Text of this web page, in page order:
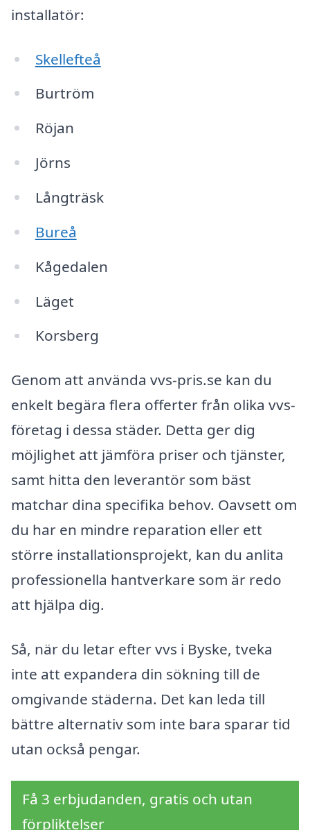
installatör:
Skellefteå
Burtröm
Röjan
Jörns
Långträsk
Bureå
Kågedalen
Läget
Korsberg
Genom att använda vvs-pris.se kan du
enkelt begära flera offerter från olika vvs-
företag i dessa städer. Detta ger dig
möjlighet att jämföra priser och tjänster,
samt hitta den leverantör som bäst
matchar dina specifika behov. Oavsett om
du har en mindre reparation eller ett
större installationsprojekt, kan du anlita
professionella hantverkare som är redo
att hjälpa dig.
Så, när du letar efter vvs i Byske, tveka
inte att expandera din sökning till de
omgivande städerna. Det kan leda till
bättre alternativ som inte bara sparar tid
utan också pengar.
Få 3 erbjudanden, gratis och utan
förpliktelser